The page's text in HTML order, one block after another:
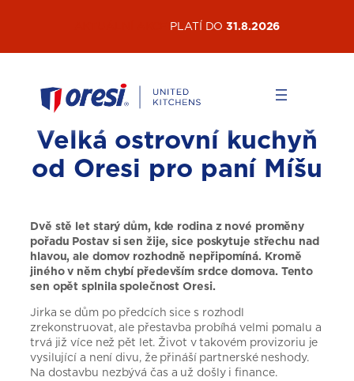
PLATÍ DO31.8.2026
Velká ostrovní kuchyň
od Oresi pro paní Míšu
Dvě stě let starý dům, kde rodina z nové proměny
pořadu Postav si sen žije, sice poskytuje střechu nad
hlavou, ale domov rozhodně nepřipomíná. Kromě
jiného v něm chybí především srdce domova. Tento
sen opět splnila společnost Oresi.
Jirka se dům po předcích sice s rozhodl
zrekonstruovat, ale přestavba probíhá velmi pomalu a
trvá již více než pět let. Život v takovém provizoriu je
vysilující a není divu, že přináší partnerské neshody.
Na dostavbu nezbývá čas a už došly i finance.